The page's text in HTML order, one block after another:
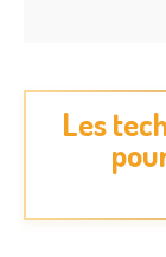
Les